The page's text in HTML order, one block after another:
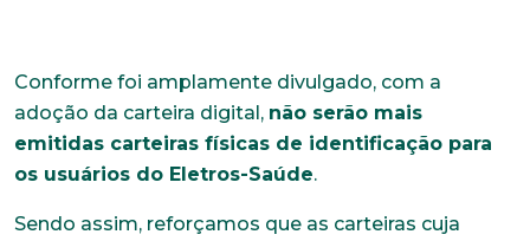
Conforme foi amplamente divulgado, com a
adoção da carteira digital, não serão mais
emitidas carteiras físicas de identificação para
os usuários do Eletros-Saúde.
Sendo assim, reforçamos que as carteiras cuja